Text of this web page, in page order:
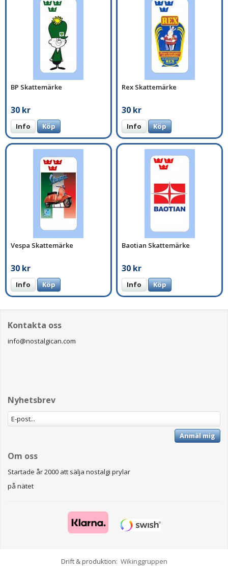
BP Skattemärke
30 kr
Info Köp
Rex Skattemärke
30 kr
Info Köp
Vespa Skattemärke
30 kr
Info Köp
Baotian Skattemärke
30 kr
Info Köp
Kontakta oss
info@nostalgican.com
Nyhetsbrev
Anmäl mig
Om oss
Startade år 2000 att sälja nostalgi prylar
på nätet
Drift & produktion: Wikinggruppen